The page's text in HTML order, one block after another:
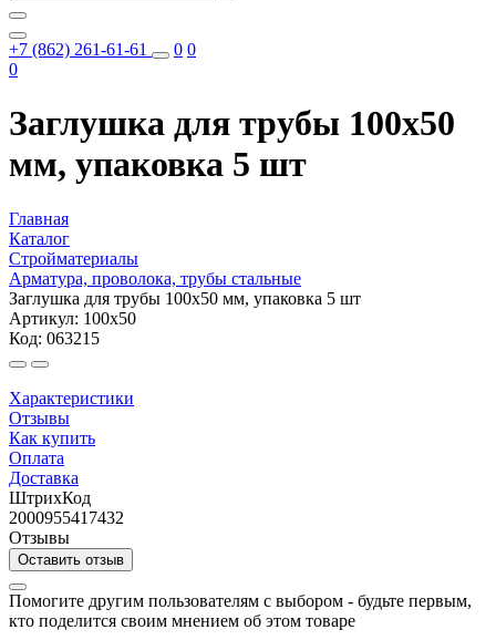
+7 (862) 261-61-61 0 0
0
Заглушка для трубы 100х50
мм, упаковка 5 шт
Главная
Каталог
Стройматериалы
Арматура, проволока, трубы стальные
Заглушка для трубы 100х50 мм, упаковка 5 шт
Артикул: 100х50
Код: 063215
Характеристики
Отзывы
Как купить
Оплата
Доставка
ШтрихКод
2000955417432
Отзывы
Оставить отзыв
Помогите другим пользователям с выбором - будьте первым,
кто поделится своим мнением об этом товаре